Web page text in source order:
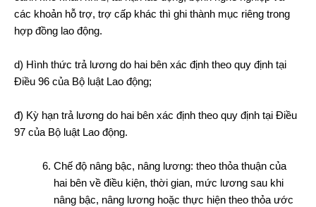
các khoản hỗ trợ, trợ cấp khác thì ghi thành mục riêng trong
hợp đồng lao động.
d) Hình thức trả lương do hai bên xác định theo quy định tại
Điều 96 của Bộ luật Lao động;
đ) Kỳ hạn trả lương do hai bên xác định theo quy định tại Điều
97 của Bộ luật Lao động.
Chế độ nâng bậc, nâng lương: theo thỏa thuận của
hai bên về điều kiện, thời gian, mức lương sau khi
nâng bậc, nâng lương hoặc thực hiện theo thỏa ước